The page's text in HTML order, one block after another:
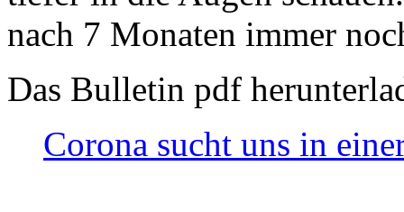
nach 7 Monaten immer
Das Bulletin pdf
Corona sucht uns in